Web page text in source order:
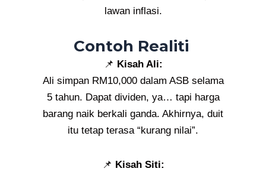
lawan inflasi.
Contoh Realiti
📌 Kisah Ali:
Ali simpan RM10,000 dalam ASB selama
5 tahun. Dapat dividen, ya… tapi harga
barang naik berkali ganda. Akhirnya, duit
itu tetap terasa “kurang nilai”.
📌 Kisah Siti: